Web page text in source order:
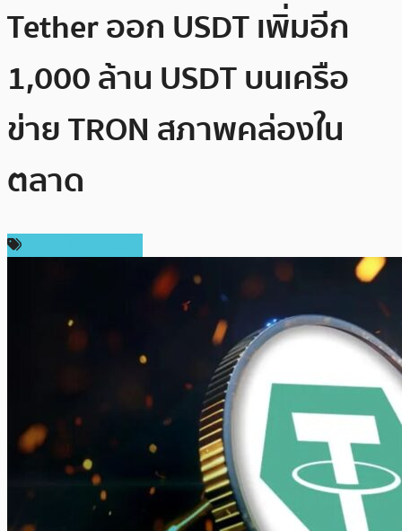
Tether ออก USDT เพิ่มอีก
1,000 ล้าน USDT บนเครือ
ข่าย TRON สภาพคล่องใน
ตลาด